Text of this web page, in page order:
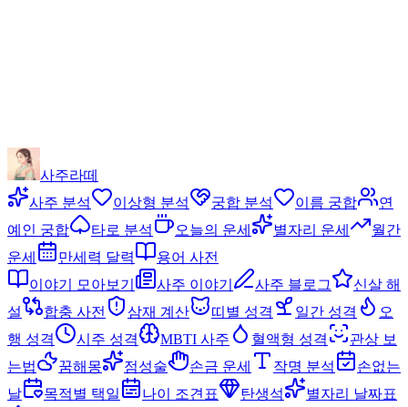
사주라떼
사주 분석
이상형 분석 궁합 분석 이름 궁합
연
예인 궁합
타로 분석 오늘의 운세 별자리 운세
월간
운세
만세력 달력
용어 사전
이야기 모아보기
사주 이야기 사주 블로그
신살 해
설
합충 사전 삼재 계산 띠별 성격 일간 성격
오
행 성격
시주 성격 MBTI 사주 혈액형 성격
관상 보
는법
꿈해몽 점성술 손금 운세 작명 분석
손없는
날
목적별 택일 나이 조견표 탄생석
별자리 날짜표